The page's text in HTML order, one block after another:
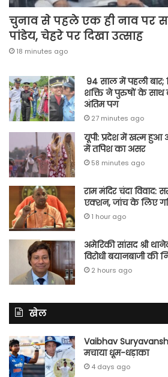
चुनाव से पहले एक ही नाव पर
पांडेय, चेहरे पर दिखा उत्साह
18 minutes ago
94 साल में पहली बार;
शक्ति ने पुरुषों के
अंतिम पग
27 minutes ago
यूपी: प्रदेश में खत्म हुआ
में तपिश का असर
58 minutes ago
राम मंदिर चंदा विवाद:
एक्शन, जांच के लिए
1 hour ago
अमेरिकी सांसद श्री
विरोधी बयानबाजी की
2 hours ago
खेल
Vaibhav
मचाया धूम-धड़ाका
4 days ago